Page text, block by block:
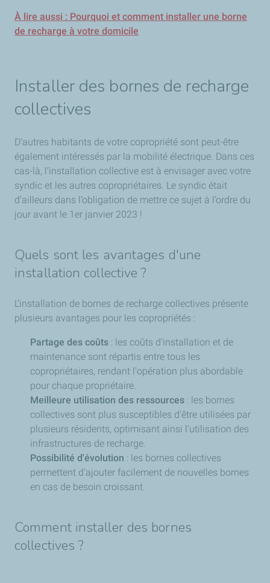
À lire aussi : Pourquoi et comment installer une borne
de recharge à votre domicile
Installer des bornes de recharge
collectives
D’autres habitants de votre copropriété sont peut-être
également intéressés par la mobilité électrique. Dans ces
cas-là, l’installation collective est à envisager avec votre
syndic et les autres copropriétaires. Le syndic était
d’ailleurs dans l’obligation de mettre ce sujet à l’ordre du
jour avant le 1er janvier 2023 !
Quels sont les avantages d'une
installation collective ?
L'installation de bornes de recharge collectives présente
plusieurs avantages pour les copropriétés :
Partage des coûts : les coûts d'installation et de
maintenance sont répartis entre tous les
copropriétaires, rendant l'opération plus abordable
pour chaque propriétaire.
Meilleure utilisation des ressources : les bornes
collectives sont plus susceptibles d'être utilisées par
plusieurs résidents, optimisant ainsi l'utilisation des
infrastructures de recharge.
Possibilité d'évolution : les bornes collectives
permettent d'ajouter facilement de nouvelles bornes
en cas de besoin croissant.
Comment installer des bornes
collectives ?